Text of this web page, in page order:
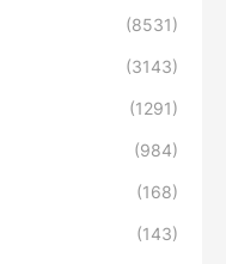
(8531)
(3143)
(1291)
(984)
(168)
(143)